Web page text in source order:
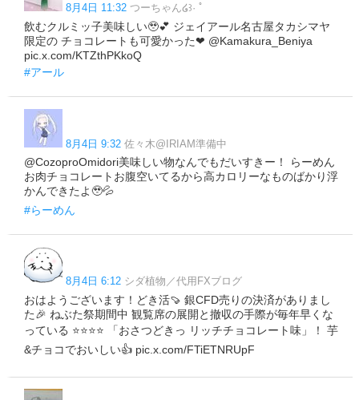
8月4日 11:32 つーちゃん໒꒱· ﾟ
飲むクルミッ子美味しい🥹💕 ジェイアール名古屋タカシマヤ
限定の チョコレートも可愛かった❤︎ @Kamakura_Beniya
pic.x.com/KTZthPKkoQ
#アール
8月4日 9:32 佐々木@IRIAM準備中
@CozoproOmidori美味しい物なんでもだいすきー！ らーめん
お肉チョコレートお腹空いてるから高カロリーなものばかり浮
かんできたよ🥹💦
#らーめん
8月4日 6:12 シダ植物／代用FXブログ
おはようございます！どき活🍠 銀CFD売りの決済がありまし
た🎉 ねぶた祭期間中 観覧席の展開と撤収の手際が毎年早くな
っている ⭐⭐⭐⭐ 「おさつどきっ リッチチョコレート味」！ 芋
&チョコでおいしい👍 pic.x.com/FTiETNRUpF